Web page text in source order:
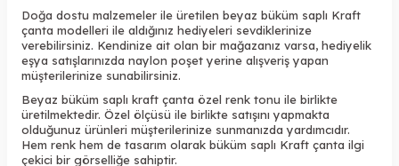
Doğa dostu malzemeler ile üretilen beyaz büküm saplı Kraft
çanta modelleri ile aldığınız hediyeleri sevdiklerinize
verebilirsiniz. Kendinize ait olan bir mağazanız varsa, hediyelik
eşya satışlarınızda naylon poşet yerine alışveriş yapan
müşterilerinize sunabilirsiniz.
Beyaz büküm saplı kraft çanta özel renk tonu ile birlikte
üretilmektedir. Özel ölçüsü ile birlikte satışını yapmakta
olduğunuz ürünleri müşterilerinize sunmanızda yardımcıdır.
Hem renk hem de tasarım olarak büküm saplı Kraft çanta ilgi
çekici bir görselliğe sahiptir.